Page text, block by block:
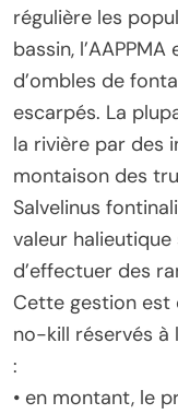
régulière les
bassin,
d’ombles de
escarpés. La
la rivière par des
montaison des
Salvelinus
valeur
d’effectuer des
Cette gestion
no-kill réservés à
:
• en montant, le